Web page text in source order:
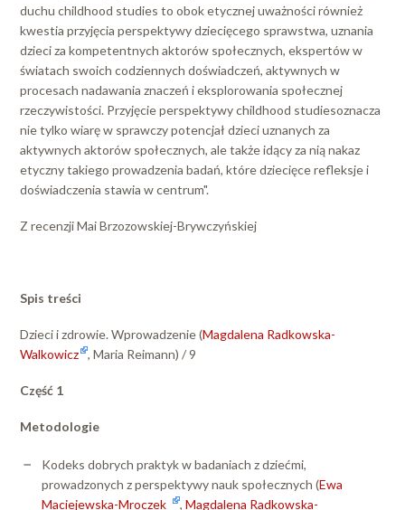
duchu childhood studies to obok etycznej uważności również
kwestia przyjęcia perspektywy dziecięcego sprawstwa, uznania
dzieci za kompetentnych aktorów społecznych, ekspertów w
światach swoich codziennych doświadczeń, aktywnych w
procesach nadawania znaczeń i eksplorowania społecznej
rzeczywistości. Przyjęcie perspektywy childhood studiesoznacza
nie tylko wiarę w sprawczy potencjał dzieci uznanych za
aktywnych aktorów społecznych, ale także idący za nią nakaz
etyczny takiego prowadzenia badań, które dziecięce refleksje i
doświadczenia stawia w centrum".
Z recenzji Mai Brzozowskiej-Brywczyńskiej
Spis treści
Dzieci i zdrowie. Wprowadzenie (Magdalena Radkowska-
Walkowicz , Maria Reimann) / 9
Część 1
Metodologie
Kodeks dobrych praktyk w badaniach z dziećmi,
prowadzonych z perspektywy nauk społecznych (Ewa
Maciejewska-Mroczek
, Magdalena Radkowska-